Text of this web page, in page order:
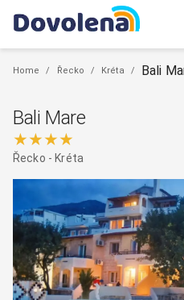
Home / Řecko / Kréta / Bali
Bali Mare
★★★★
Řecko - Kréta